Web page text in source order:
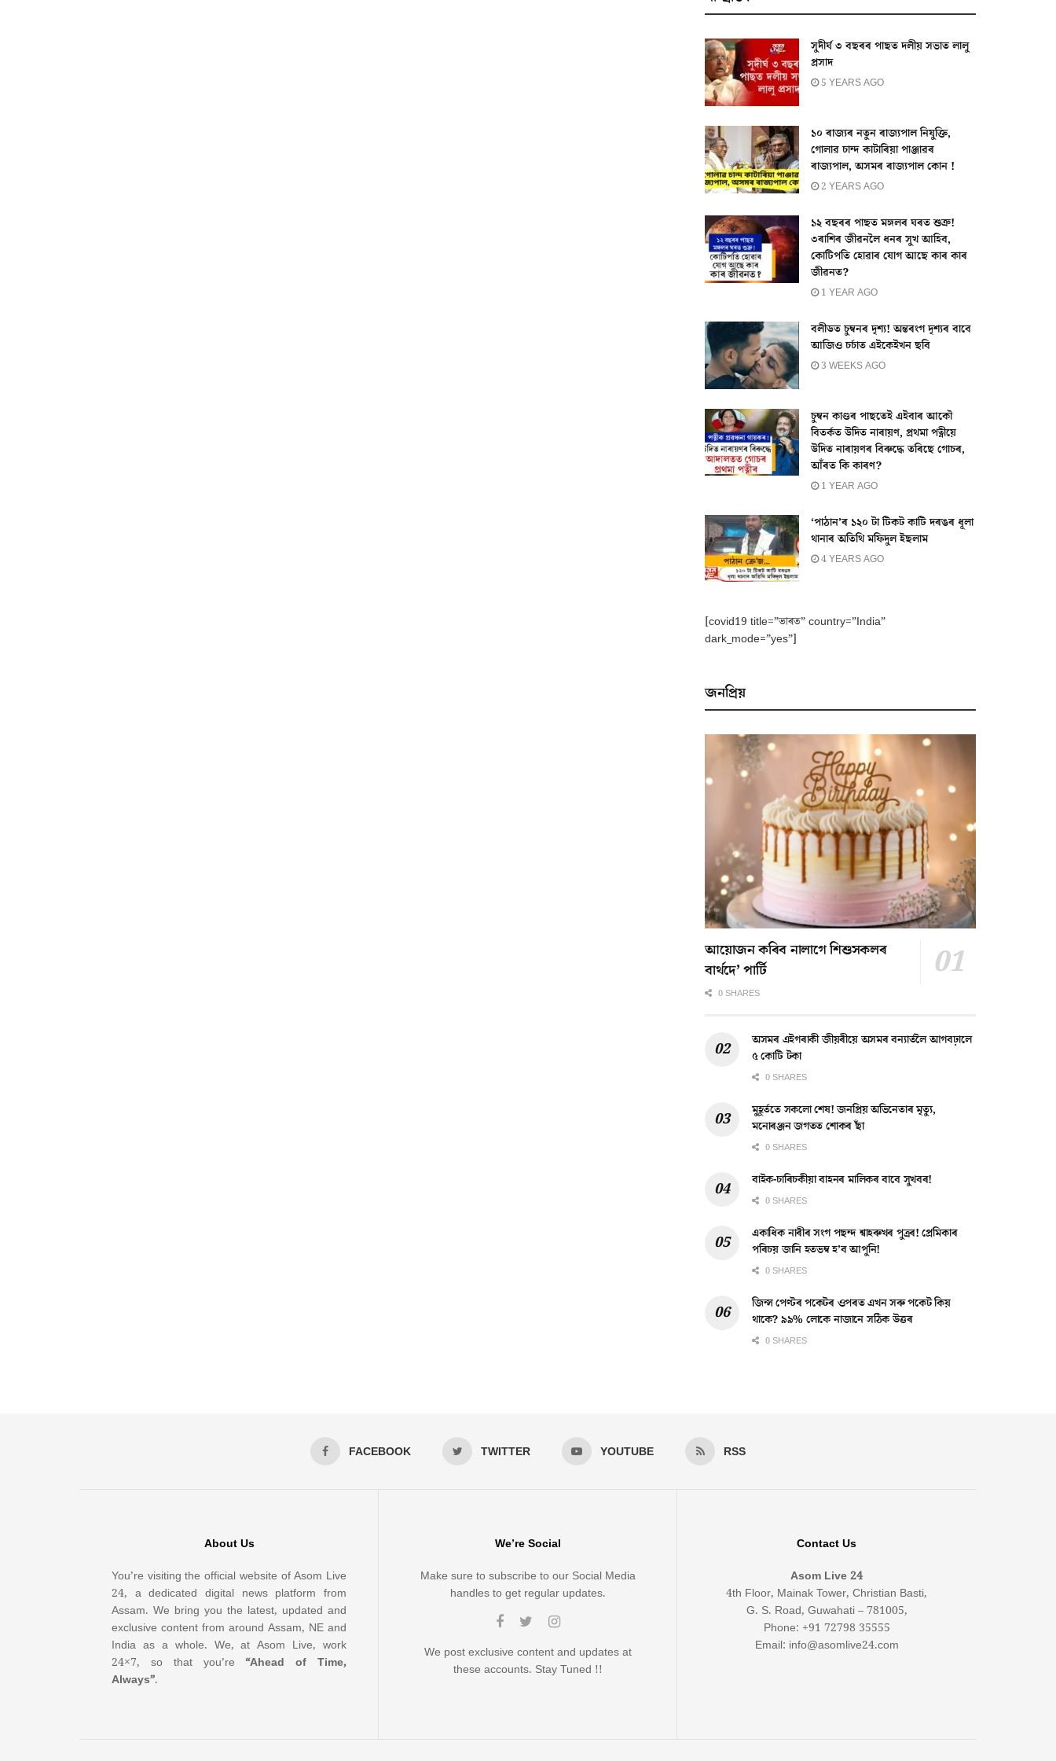
সুদীৰ্ঘ ৩ বছৰৰ পাছত দলীয় সভাত লালু
প্ৰসাদ
5 YEARS AGO
১০ ৰাজ্যৰ নতুন ৰাজ্যপাল নিযুক্তি,
গোলাৱ চান্দ কাটাৰিয়া পাঞ্জাৱৰ
ৰাজ্যপাল, অসমৰ ৰাজ্যপাল কোন !
2 YEARS AGO
১২ বছৰৰ পাছত মঙ্গলৰ ঘৰত শুক্ৰ!
৩ৰাশিৰ জীৱনলৈ ধনৰ সুখ আহিব,
কোটিপতি হোৱাৰ যোগ আছে কাৰ কাৰ
জীৱনত?
1 YEAR AGO
বলীডত চুম্বনৰ দৃশ্য! অন্তৰংগ দৃশ্যৰ বাবে
আজিও চৰ্চাত এইকেইখন ছবি
3 WEEKS AGO
চুম্বন কাণ্ডৰ পাছতেই এইবাৰ আকৌ
বিতৰ্কত উদিত নাৰায়ণ, প্ৰথমা পত্নীয়ে
উদিত নাৰায়ণৰ বিৰুদ্ধে তৰিছে গোচৰ,
আঁৰত কি কাৰণ?
1 YEAR AGO
‘পাঠান’ৰ ১২০ টা টিকট কাটি দৰঙৰ ধূলা
থানাৰ অতিথি মফিদুল ইছলাম
4 YEARS AGO
[covid19 title=”ভাৰত” country=”India”
dark_mode=”yes”]
জনপ্ৰিয়
আয়োজন কৰিব নালাগে শিশুসকলৰ
বাৰ্থদে’ পাৰ্টি
0 SHARES
অসমৰ এইগৰাকী জীয়ৰীয়ে অসমৰ বন্যাৰ্তলৈ আগবঢ়ালে
৫ কোটি টকা
0 SHARES
মুহূৰ্ততে সকলো শেষ! জনপ্ৰিয় অভিনেতাৰ মৃত্যু,
মনোৰঞ্জন জগতত শোকৰ ছাঁ
0 SHARES
বাইক-চাৰিচকীয়া বাহনৰ মালিকৰ বাবে সুখবৰ!
0 SHARES
একাধিক নাৰীৰ সংগ পছন্দ শ্বাহৰুখৰ পুত্ৰৰ! প্ৰেমিকাৰ
পৰিচয় জানি হতভম্ব হ’ব আপুনি!
0 SHARES
জিন্স পেণ্টৰ পকেটৰ ওপৰত এখন সৰু পকেট কিয়
থাকে? ৯৯% লোকে নাজানে সঠিক উত্তৰ
0 SHARES
FACEBOOK TWITTER YOUTUBE RSS
About Us
You’re visiting the official website of Asom Live
24, a dedicated digital news platform from
Assam. We bring you the latest, updated and
exclusive content from around Assam, NE and
India as a whole. We, at Asom Live, work
24×7, so that you’re“Ahead of Time,
Always”.
We’re Social
Make sure to subscribe to our Social Media
handles to get regular updates.
We post exclusive content and updates at
these accounts. Stay Tuned !!
Contact Us
Asom Live 24
4th Floor, Mainak Tower, Christian Basti,
G. S. Road, Guwahati – 781005,
Phone: +91 72798 35555
Email: info@asomlive24.com